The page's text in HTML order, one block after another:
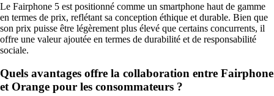
Le Fairphone 5 est positionné comme un smartphone haut de gamme
en termes de prix, reflétant sa conception éthique et durable. Bien que
son prix puisse être légèrement plus élevé que certains concurrents, il
offre une valeur ajoutée en termes de durabilité et de responsabilité
sociale.
Quels avantages offre la collaboration entre Fairphone
et Orange pour les consommateurs ?